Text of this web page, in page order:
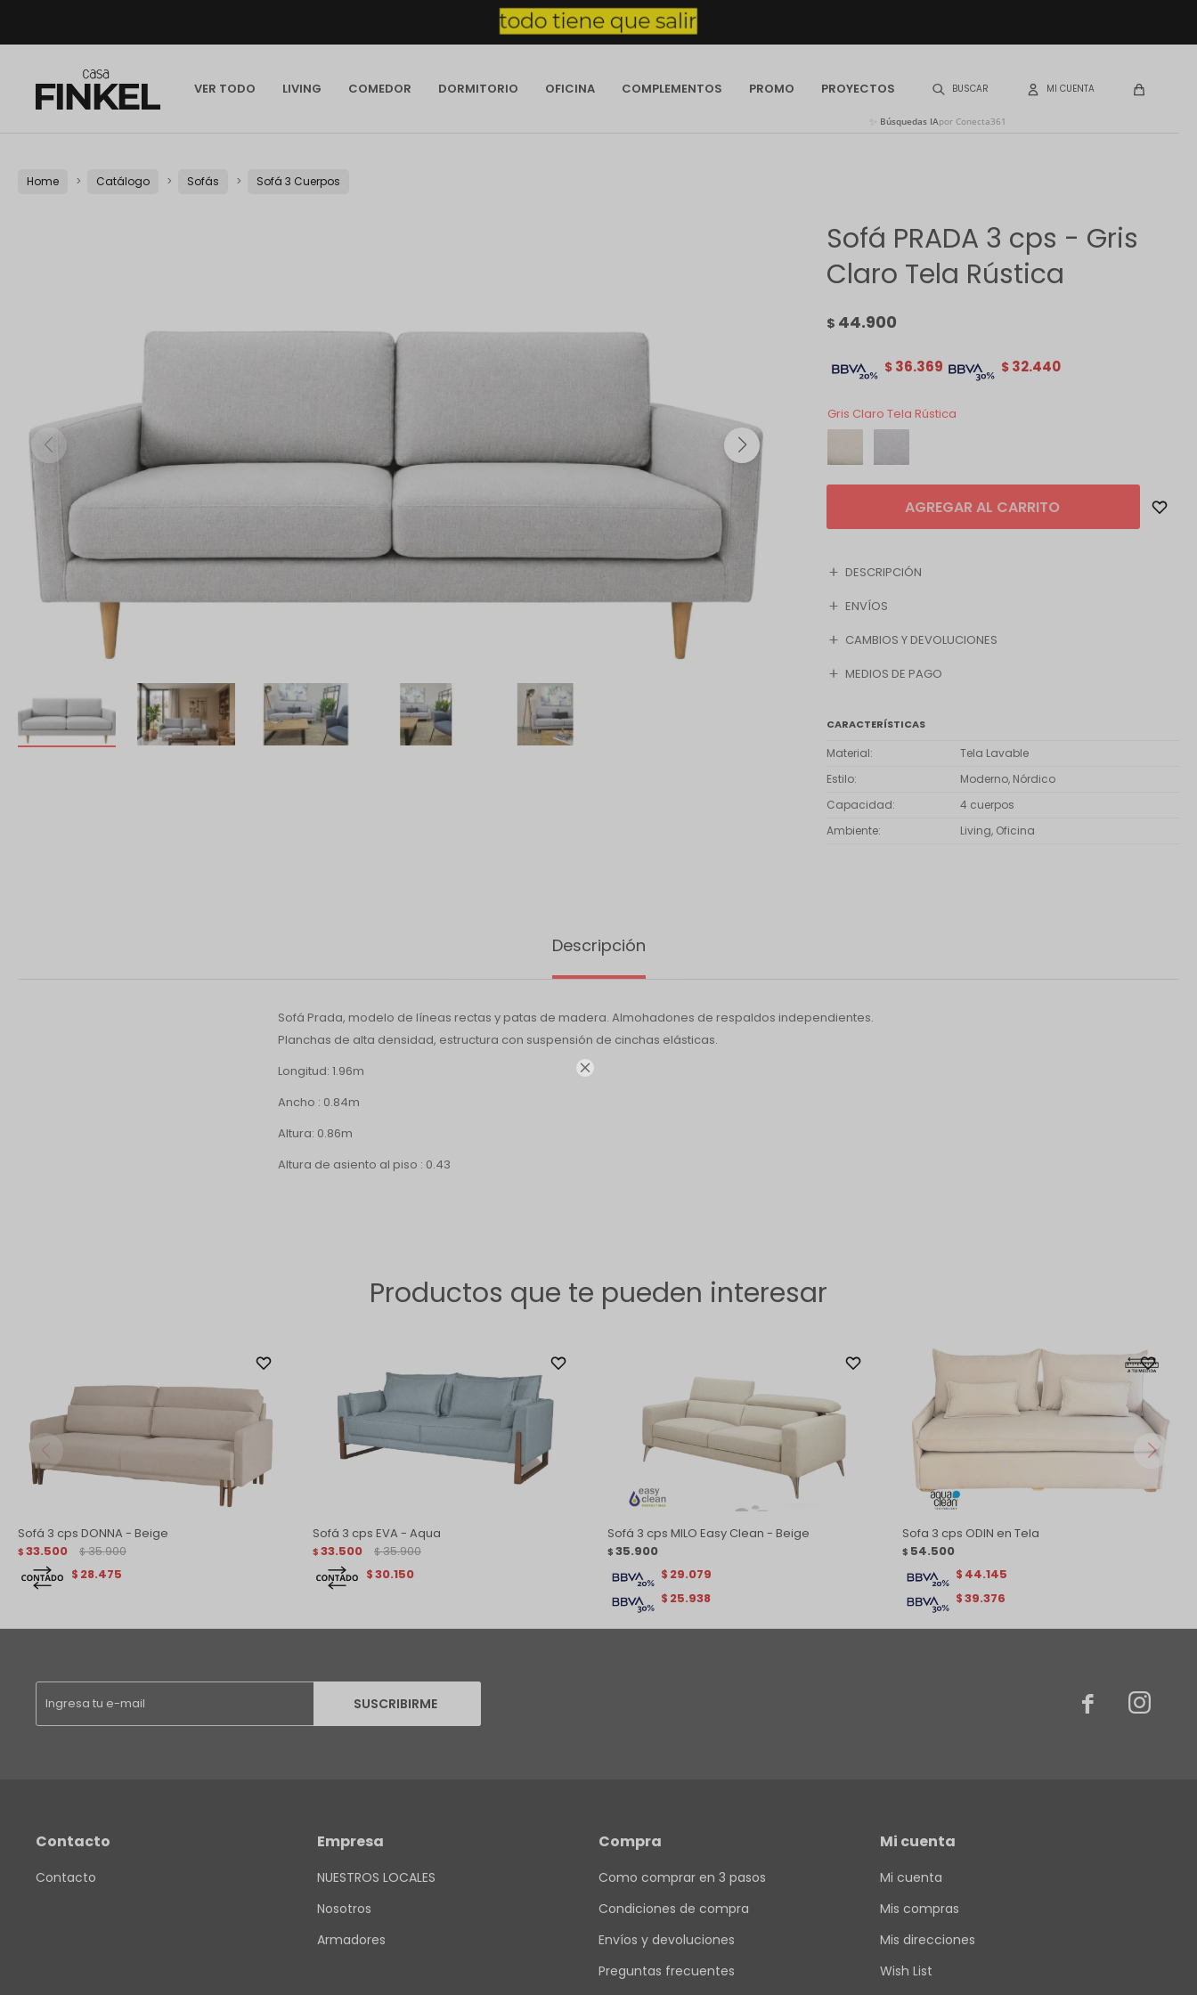

VER TODO LIVING COMEDOR DORMITORIO OFICINA COMPLEMENTOS PROMO PROYECTOS
Búsquedas IApor Conecta361
Home Catálogo Sofás Sofá 3 Cuerpos
Sofá PRADA 3 cps - Gris
Claro Tela Rústica
$ 44.900
$ 32.440
$ 36.369
Gris Claro Tela Rústica
AGREGAR AL CARRITO
DESCRIPCIÓN
ENVÍOS
CAMBIOS Y DEVOLUCIONES
MEDIOS DE PAGO
CARACTERÍSTICAS
Material
Tela Lavable
Estilo
Moderno, Nórdico
Capacidad
4 cuerpos
Ambiente
Living, Oficina
Descripción
Sofá Prada, modelo de líneas rectas y patas de madera. Almohadones de respaldos independientes.
Planchas de alta densidad, estructura con suspensión de cinchas elásticas.
Longitud: 1.96m
Ancho : 0.84m
Altura: 0.86m
Altura de asiento al piso : 0.43
Productos que te pueden interesar
Sofá 3 cps DONNA - Beige
$ 33.500 $ 35.900
$ 28.475
Sofá 3 cps EVA - Aqua
$ 33.500 $ 35.900
$30.150
Sofá 3 cps MILO Easy Clean - Beige
$ 35.900
$ 25.938
$ 29.079
Sofa 3 cps ODIN en Tela
$ 54.500
$39.376
$ 44.145
SUSCRIBIRME  
Contacto
Contacto
Empresa
NUESTROS LOCALES
Nosotros
Armadores
Compra
Como comprar en 3 pasos
Condiciones de compra
Envíos y devoluciones
Preguntas frecuentes
Mi cuenta
Mi cuenta
Mis compras
Mis direcciones
Wish List